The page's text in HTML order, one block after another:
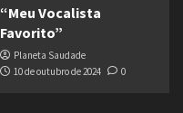
“Meu Vocalista
Favorito”
Planeta Saudade
10 de outubro de 2024
0